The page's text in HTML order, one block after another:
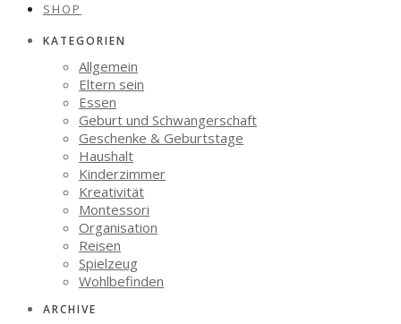
SHOP
KATEGORIEN
Allgemein
Eltern sein
Essen
Geburt und Schwangerschaft
Geschenke & Geburtstage
Haushalt
Kinderzimmer
Kreativität
Montessori
Organisation
Reisen
Spielzeug
Wohlbefinden
ARCHIVE